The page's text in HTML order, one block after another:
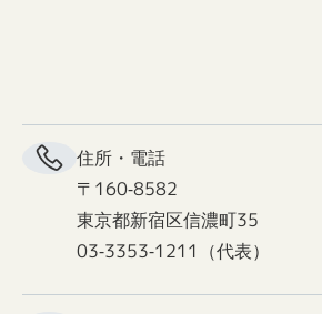
住所・電話
〒160-8582
東京都新宿区信濃町35
03-3353-1211（代表）